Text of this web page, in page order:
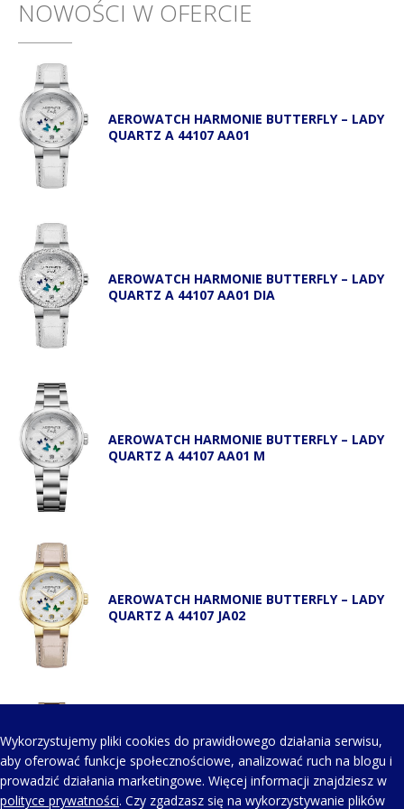
NOWOŚCI W OFERCIE
AEROWATCH HARMONIE BUTTERFLY – LADY
QUARTZ A 44107 AA01
AEROWATCH HARMONIE BUTTERFLY – LADY
QUARTZ A 44107 AA01 DIA
AEROWATCH HARMONIE BUTTERFLY – LADY
QUARTZ A 44107 AA01 M
AEROWATCH HARMONIE BUTTERFLY – LADY
QUARTZ A 44107 JA02
AEROWATCH HARMONIE BUTTERFLY – LADY
QUARTZ A 44107 JA02 M
Wykorzystujemy pliki cookies do prawidłowego działania serwisu,
aby oferować funkcje społecznościowe, analizować ruch na blogu i
prowadzić działania marketingowe. Więcej informacji znajdziesz w
polityce prywatności. Czy zgadzasz się na wykorzystywanie plików